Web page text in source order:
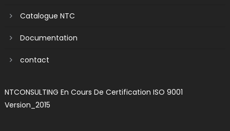
Catalogue NTC
Documentation
contact
NTCONSULTING En Cours De Certification ISO 9001
Version_2015